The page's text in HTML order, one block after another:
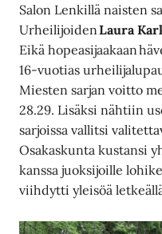
Salon Lenkillä naisten
UrheilijoidenLaura
Eikä hopeasijaakaan
16-vuotias
Miesten sarjan voitto
28.29. Lisäksi nähtiin
sarjoissa vallitsi
Osakaskunta kustansi
kanssa juoksijoille
viihdytti yleisöä